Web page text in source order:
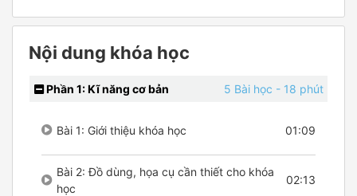
Nội dung khóa học
Phần 1: Kĩ năng cơ bản 5 Bài học - 18 phút
Bài 1: Giới thiệu khóa học 01:09
Bài 2: Đồ dùng, họa cụ cần thiết cho khóa
học
02:13